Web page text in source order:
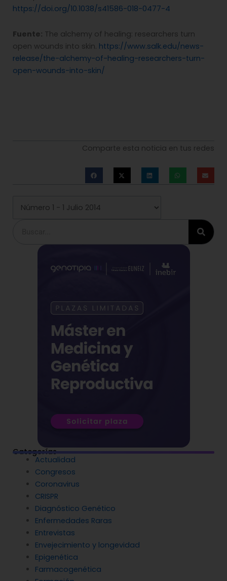
https://doi.org/10.1038/s41586-018-0477-4
Fuente: The alchemy of healing: researchers turn
open wounds into skin. https://www.salk.edu/news-
release/the-alchemy-of-healing-researchers-turn-
open-wounds-into-skin/
Comparte esta noticia en tus redes
Categorías
Actualidad
Congresos
Coronavirus
CRISPR
Diagnóstico Genético
Enfermedades Raras
Entrevistas
Envejecimiento y longevidad
Epigenética
Farmacogenética